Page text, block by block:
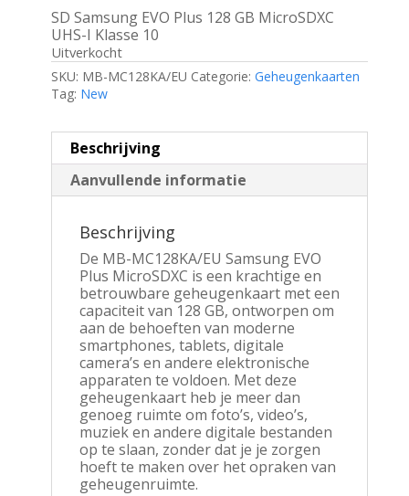
SD Samsung EVO Plus 128 GB MicroSDXC
UHS-I Klasse 10
Uitverkocht
SKU: MB-MC128KA/EU Categorie: Geheugenkaarten
Tag: New
Beschrijving
Aanvullende informatie
Beschrijving
De MB-MC128KA/EU Samsung EVO
Plus MicroSDXC is een krachtige en
betrouwbare geheugenkaart met een
capaciteit van 128 GB, ontworpen om
aan de behoeften van moderne
smartphones, tablets, digitale
camera’s en andere elektronische
apparaten te voldoen. Met deze
geheugenkaart heb je meer dan
genoeg ruimte om foto’s, video’s,
muziek en andere digitale bestanden
op te slaan, zonder dat je je zorgen
hoeft te maken over het opraken van
geheugenruimte.